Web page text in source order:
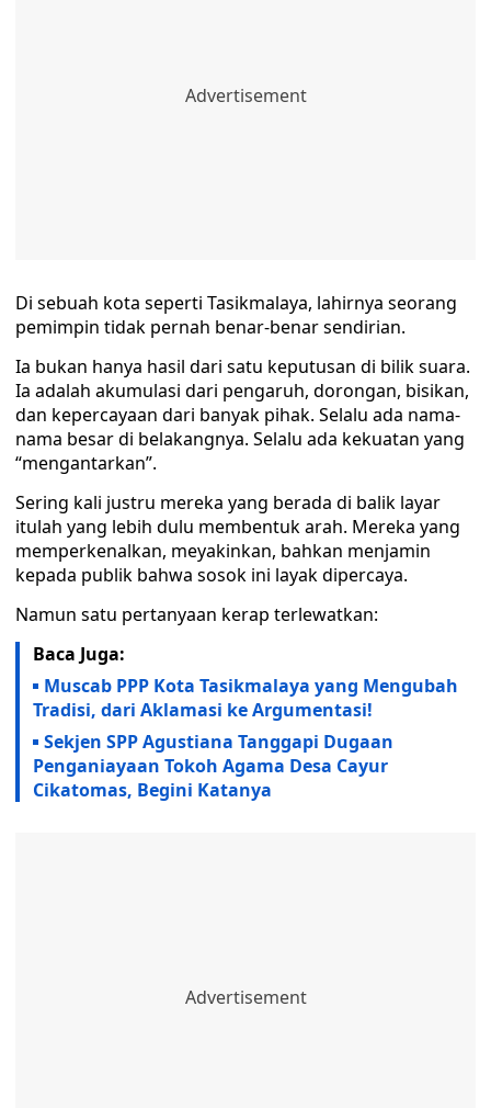
Di sebuah kota seperti Tasikmalaya, lahirnya seorang
pemimpin tidak pernah benar-benar sendirian.
Ia bukan hanya hasil dari satu keputusan di bilik suara.
Ia adalah akumulasi dari pengaruh, dorongan, bisikan,
dan kepercayaan dari banyak pihak. Selalu ada nama-
nama besar di belakangnya. Selalu ada kekuatan yang
“mengantarkan”.
Sering kali justru mereka yang berada di balik layar
itulah yang lebih dulu membentuk arah. Mereka yang
memperkenalkan, meyakinkan, bahkan menjamin
kepada publik bahwa sosok ini layak dipercaya.
Namun satu pertanyaan kerap terlewatkan:
Baca Juga:
Muscab PPP Kota Tasikmalaya yang Mengubah
Tradisi, dari Aklamasi ke Argumentasi!
Sekjen SPP Agustiana Tanggapi Dugaan
Penganiayaan Tokoh Agama Desa Cayur
Cikatomas, Begini Katanya